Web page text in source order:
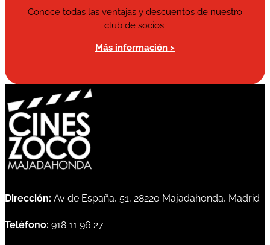
Conoce todas las ventajas y descuentos de nuestro
club de socios.
Más información >
Dirección: Av de España, 51, 28220 Majadahonda, Madrid
Teléfono: 918 11 96 27